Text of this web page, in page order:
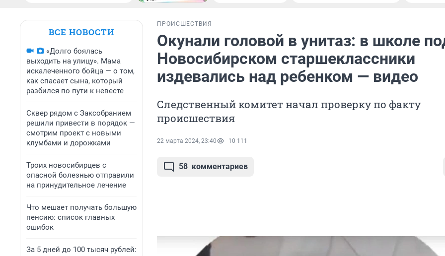
ВСЕ НОВОСТИ
«Долго боялась
выходить на улицу». Мама
искалеченного бойца — о том,
как спасает сына, который
разбился по пути к невесте
Сквер рядом с Заксобранием
решили привести в порядок —
смотрим проект с новыми
клумбами и дорожками
Троих новосибирцев с
опасной болезнью отправили
на принудительное лечение
Что мешает получать большую
пенсию: список главных
ошибок
За 5 дней до 100 тысяч рублей:
ПРОИСШЕСТВИЯ
Окунали головой в унитаз: в школе
Новосибирском старшеклассники
издевались над ребенком — видео
Следственный комитет начал проверку по факту
происшествия
22 марта 2024, 23:40 10 111
58 комментариев